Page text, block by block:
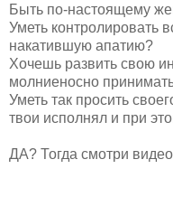
Быть по-настоящему
Уметь контролировать
накатившую апатию?
Хочешь развить свою
молниеносно
Уметь так просить
твои исполнял и при
ДА? Тогда смотри